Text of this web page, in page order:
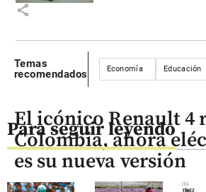
share
Temas
recomendados
Economía Educación
Para seguir leyendo
El icónico Renault 4
Colombia, ahora
es su nueva versión